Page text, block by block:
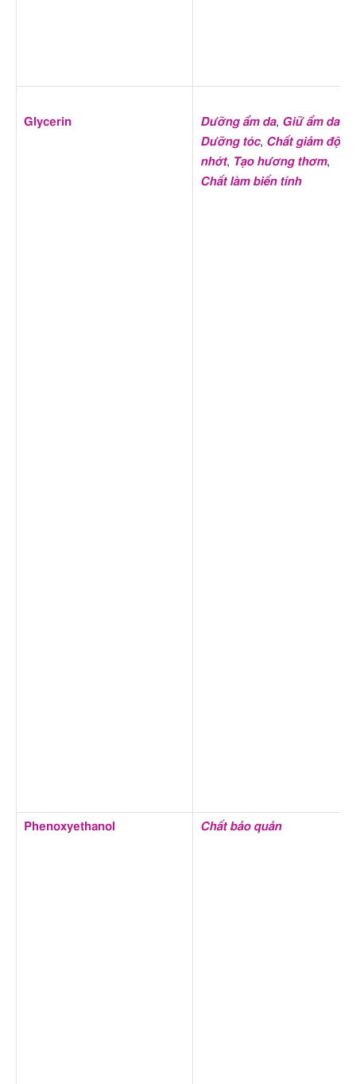
Glycerin Dưỡng ẩm da, Giữ ẩm da,
Dưỡng tóc, Chất giảm độ
nhớt, Tạo hương thơm,
Chất làm biến tính
Phenoxyethanol Chất bảo quản